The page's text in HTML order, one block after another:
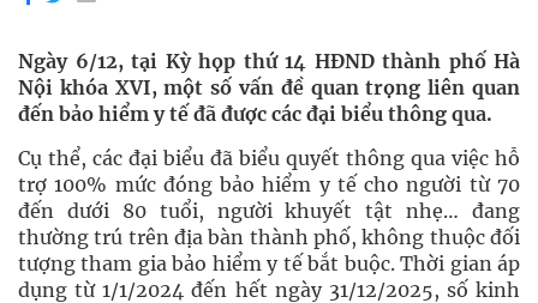
Ngày 6/12, tại Kỳ họp thứ 14 HĐND thành phố Hà
Nội khóa XVI, một số vấn đề quan trọng liên quan
đến bảo hiểm y tế đã được các đại biểu thông qua.
Cụ thể, các đại biểu đã biểu quyết thông qua việc hỗ
trợ 100% mức đóng bảo hiểm y tế cho người từ 70
đến dưới 80 tuổi, người khuyết tật nhẹ… đang
thường trú trên địa bàn thành phố, không thuộc đối
tượng tham gia bảo hiểm y tế bắt buộc. Thời gian áp
dụng từ 1/1/2024 đến hết ngày 31/12/2025, số kinh